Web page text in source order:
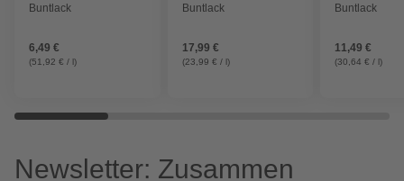
Buntlack
6,49 €
(51,92 € / l)
Buntlack
17,99 €
(23,99 € / l)
Buntlack
11,49 €
(30,64 € / l)
Newsletter: Zusammen